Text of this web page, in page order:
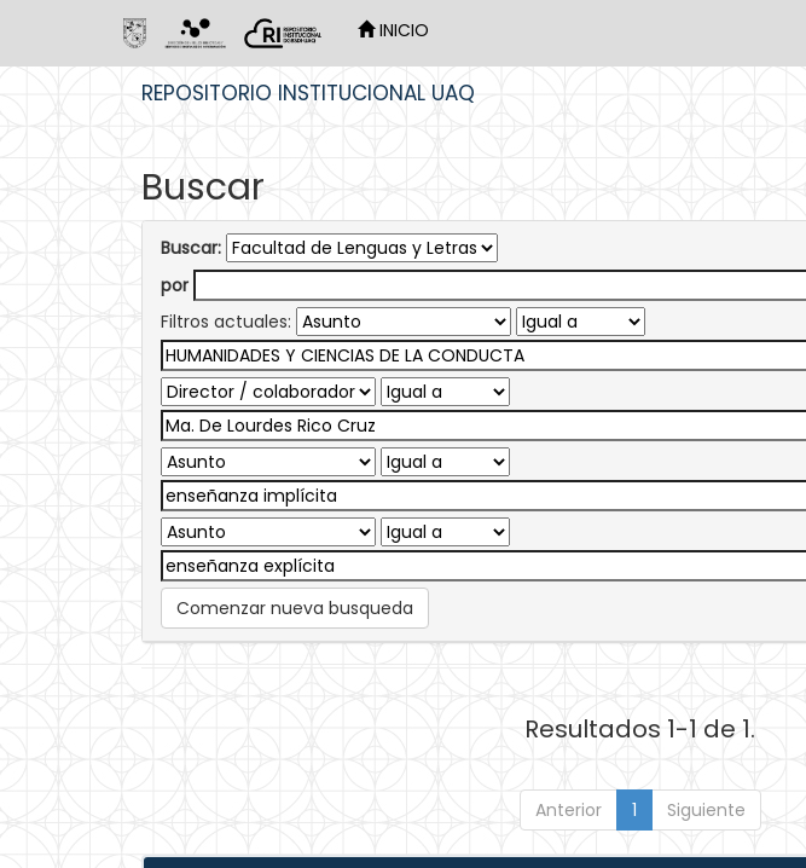
INICIO
REPOSITORIO INSTITUCIONAL UAQ
Buscar
Buscar:
por
Filtros actuales:
Comenzar nueva busqueda
Resultados 1-1 de 1.
Anterior 1 Siguiente